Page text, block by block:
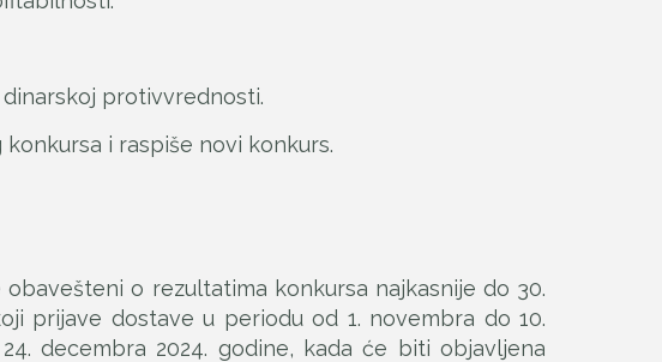
protivvrednosti.
i raspiše novi konkurs.
o rezultatima konkursa najkasnije do 30.
prijave dostave u periodu od 1. novembra do 10.
decembra 2024. godine, kada će biti objavljena